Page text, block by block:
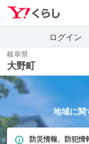
ログイン
岐阜県
大野町
地域に関
防災情報、防犯情